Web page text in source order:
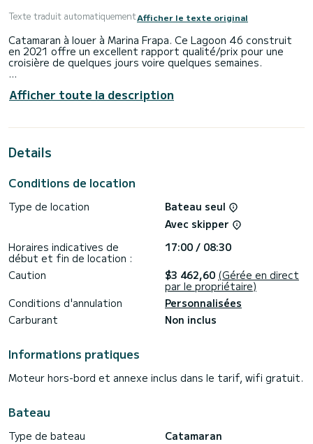
Texte traduit automatiquementAfficher le texte original
Catamaran à louer à Marina Frapa. Ce Lagoon 46 construit
en 2021 offre un excellent rapport qualité/prix pour une
croisière de quelques jours voire quelques semaines.
et d'une capacité de 12 personnes. D'une longueur hors
tout de 14 mètres, il sera votre meilleur allié pour passer
Marina Frapa
Ce Lagoon 46 est équipé de 4 salles d'eau avec douche.
génois sur enrouleur. Il dispose des équipements suivants :
Si vous avez des questions sur le bateau ou les conditions
de location, vous pouvez envoyer un message via la
plateforme Samboat. Un conseiller SamBoat répondra à vos
Afficher toute la description
Details
Conditions de location
Type de location
Bateau seul
Avec skipper
Horaires indicatives de
début et fin de location :
17:00 / 08:30
Caution
$3 462,60 (Gérée en direct
par le propriétaire)
Conditions d'annulation
Personnalisées
Carburant
Non inclus
Informations pratiques
Moteur hors-bord et annexe inclus dans le tarif, wifi gratuit.
Bateau
Type de bateau
Catamaran